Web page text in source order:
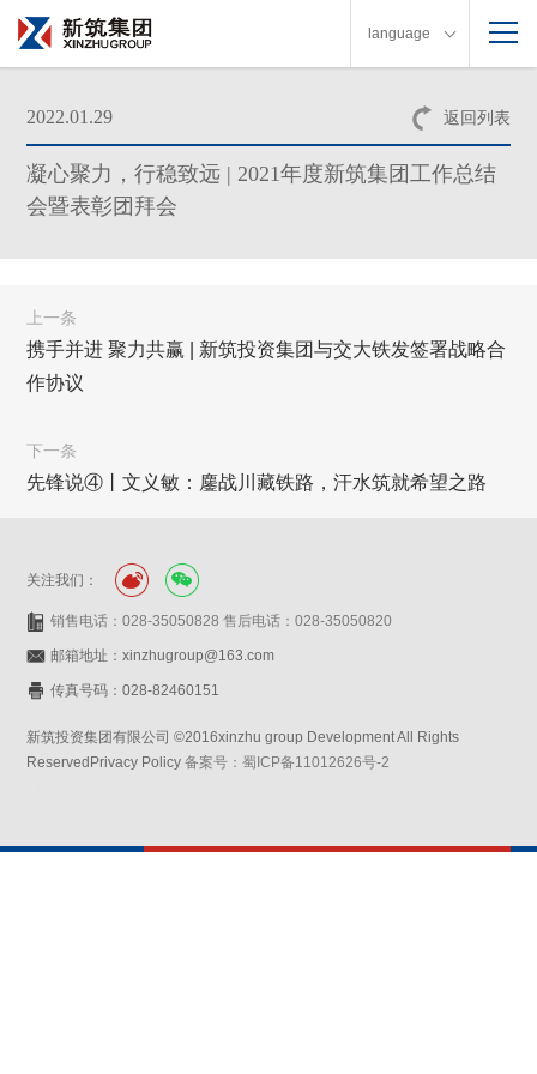
language
返回列表
2022.01.29
凝心聚力，行稳致远 | 2021年度新筑集团工作总结
会暨表彰团拜会
上一条
携手并进 聚力共赢 | 新筑投资集团与交大铁发签署战略合
作协议
下一条
先锋说④丨文义敏：鏖战川藏铁路，汗水筑就希望之路
关注我们：
销售电话：028-35050828 售后电话：028-35050820
邮箱地址：xinzhugroup@163.com
传真号码：028-82460151
新筑投资集团有限公司 ©2016xinzhu group Development All Rights
ReservedPrivacy Policy备案号：蜀ICP备11012626号-2